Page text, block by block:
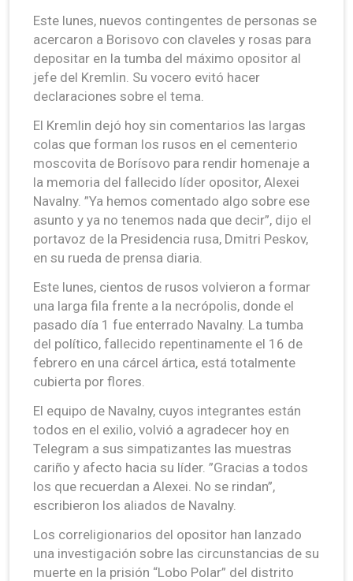
Este lunes, nuevos contingentes de personas se
acercaron a Borisovo con claveles y rosas para
depositar en la tumba del máximo opositor al
jefe del Kremlin. Su vocero evitó hacer
declaraciones sobre el tema.
El Kremlin dejó hoy sin comentarios las largas
colas que forman los rusos en el cementerio
moscovita de Borísovo para rendir homenaje a
la memoria del fallecido líder opositor, Alexei
Navalny. ”Ya hemos comentado algo sobre ese
asunto y ya no tenemos nada que decir”, dijo el
portavoz de la Presidencia rusa, Dmitri Peskov,
en su rueda de prensa diaria.
Este lunes, cientos de rusos volvieron a formar
una larga fila frente a la necrópolis, donde el
pasado día 1 fue enterrado Navalny. La tumba
del político, fallecido repentinamente el 16 de
febrero en una cárcel ártica, está totalmente
cubierta por flores.
El equipo de Navalny, cuyos integrantes están
todos en el exilio, volvió a agradecer hoy en
Telegram a sus simpatizantes las muestras
cariño y afecto hacia su líder. ”Gracias a todos
los que recuerdan a Alexei. No se rindan”,
escribieron los aliados de Navalny.
Los correligionarios del opositor han lanzado
una investigación sobre las circunstancias de su
muerte en la prisión “Lobo Polar” del distrito